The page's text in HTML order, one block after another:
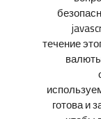
течение
готова и